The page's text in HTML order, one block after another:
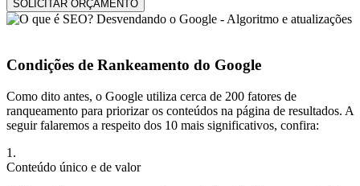
Condições de Rankeamento do Google
Como dito antes, o Google utiliza cerca de 200 fatores de
ranqueamento para priorizar os conteúdos na página de resultados. A
seguir falaremos a respeito dos 10 mais significativos, confira:
1.
Conteúdo único e de valor